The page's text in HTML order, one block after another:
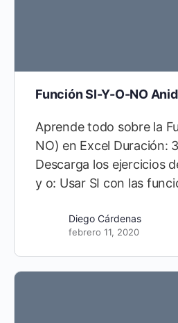
Función SI-Y-O-NO
Aprende todo sobre la
NO) en Excel Duración:
Descarga los ejercicios
y o: Usar SI con las
Diego Cárdenas
febrero 11, 2020